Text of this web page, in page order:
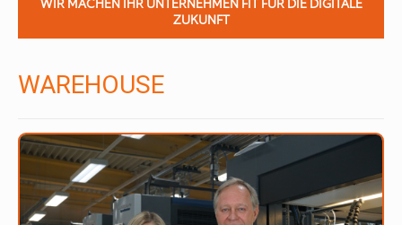
WIR MACHEN IHR UNTERNEHMEN FIT FÜR DIE DIGITALE
ZUKUNFT
WAREHOUSE